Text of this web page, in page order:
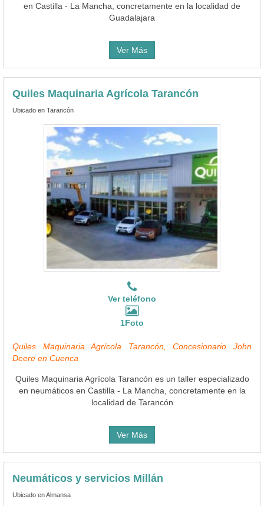
en Castilla - La Mancha, concretamente en la localidad de
Guadalajara
Ver Más
Quiles Maquinaria Agrícola Tarancón
Ubicado en Tarancón
Ver teléfono
1Foto
Quiles Maquinaria Agrícola Tarancón, Concesionario John
Deere en Cuenca
Quiles Maquinaria Agrícola Tarancón es un taller especializado
en neumáticos en Castilla - La Mancha, concretamente en la
localidad de Tarancón
Ver Más
Neumáticos y servicios Millán
Ubicado en Almansa